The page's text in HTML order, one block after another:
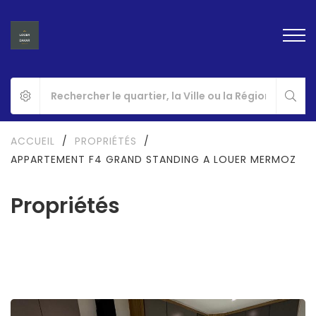
Propriétés
ACCUEIL / PROPRIÉTÉS
/
APPARTEMENT F4 GRAND STANDING A LOUER MERMOZ